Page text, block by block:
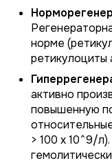
норме
ретикулоциты
активно
повышенную
> 100 х 10^9/